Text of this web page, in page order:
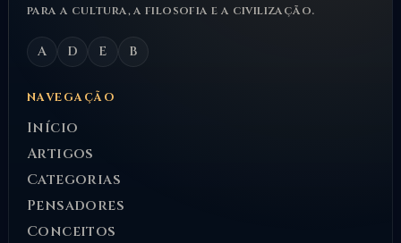
para a cultura, a filosofia e a civilização.
A D E B
NAVEGAÇÃO
Início
Artigos
Categorias
Pensadores
Conceitos